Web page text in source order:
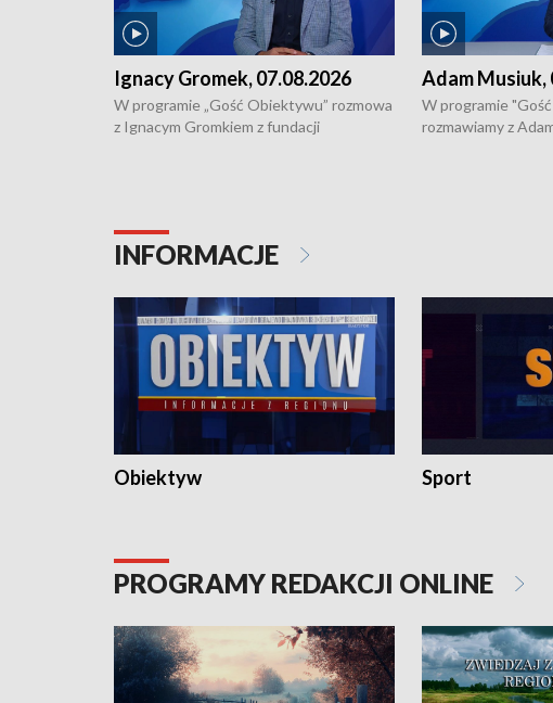
Ignacy Gromek, 07.08.2026
W programie „Gość Obiektywu” rozmowa
z Ignacym Gromkiem z fundacji
Adam Musiuk,
W programie
rozmawiamy z
INFORMACJE
Obiektyw Sport
PROGRAMY REDAKCJI ONLINE